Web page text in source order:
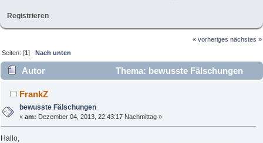
Registrieren
« vorheriges nächstes »
Seiten: [1]Nach unten
Autor
Thema: bewusste Fälschungen
(Gelesen 9045 mal)
FrankZ
bewusste Fälschungen
«am: Dezember 04, 2013, 22:43:17 Nachmittag »
Hallo,